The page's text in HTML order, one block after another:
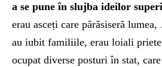
a se pune în slujba ideilor
erau asceți care părăsiseră
au iubit familiile, erau loiali
ocupat diverse posturi în stat,